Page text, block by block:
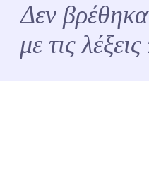
Δεν
με τις